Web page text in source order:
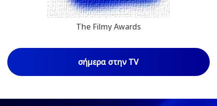
The Filmy Awards
σήμερα στην TV